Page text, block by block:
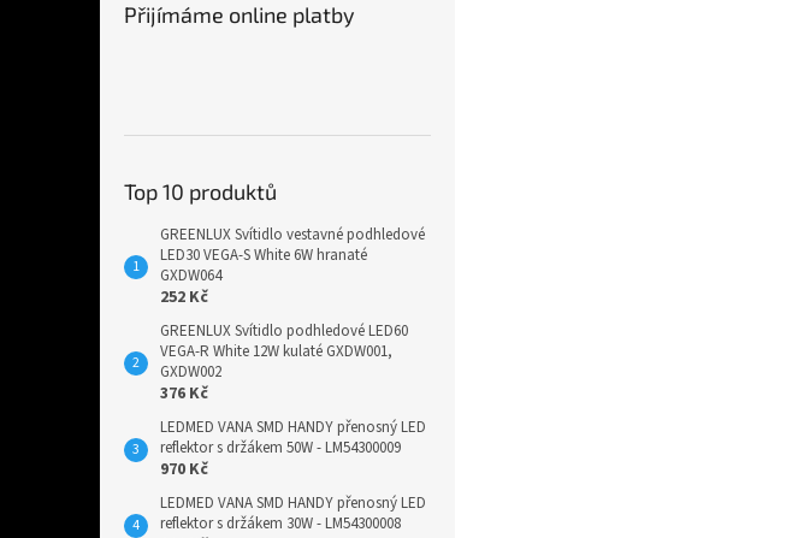
Přijímáme online platby
Top 10 produktů
GREENLUX Svítidlo vestavné podhledové
LED30 VEGA-S White 6W hranaté
GXDW064
252 Kč
GREENLUX Svítidlo podhledové LED60
VEGA-R White 12W kulaté GXDW001,
GXDW002
376 Kč
LEDMED VANA SMD HANDY přenosný LED
reflektor s držákem 50W - LM54300009
970 Kč
LEDMED VANA SMD HANDY přenosný LED
reflektor s držákem 30W - LM54300008